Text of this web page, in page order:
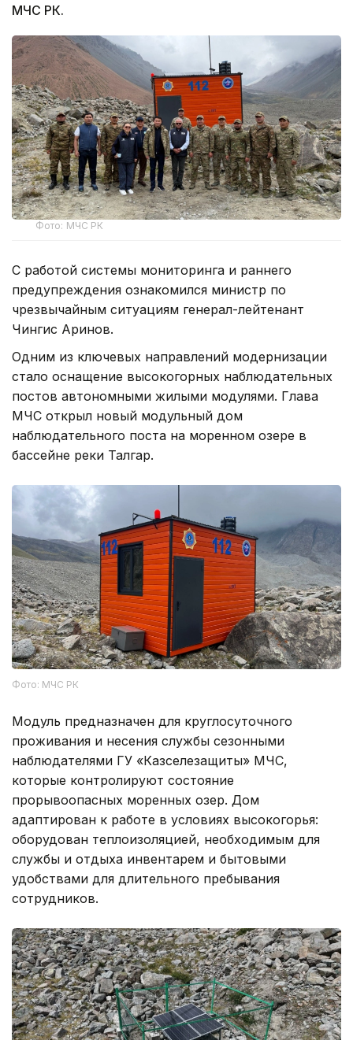
МЧС РК.
Фото: МЧС РК
С работой системы мониторинга и раннего
предупреждения ознакомился министр по
чрезвычайным ситуациям генерал-лейтенант
Чингис Аринов.
Одним из ключевых направлений модернизации
стало оснащение высокогорных наблюдательных
постов автономными жилыми модулями. Глава
МЧС открыл новый модульный дом
наблюдательного поста на моренном озере в
бассейне реки Талгар.
Фото: МЧС РК
Модуль предназначен для круглосуточного
проживания и несения службы сезонными
наблюдателями ГУ «Казселезащиты» МЧС,
которые контролируют состояние
прорывоопасных моренных озер. Дом
адаптирован к работе в условиях высокогорья:
оборудован теплоизоляцией, необходимым для
службы и отдыха инвентарем и бытовыми
удобствами для длительного пребывания
сотрудников.